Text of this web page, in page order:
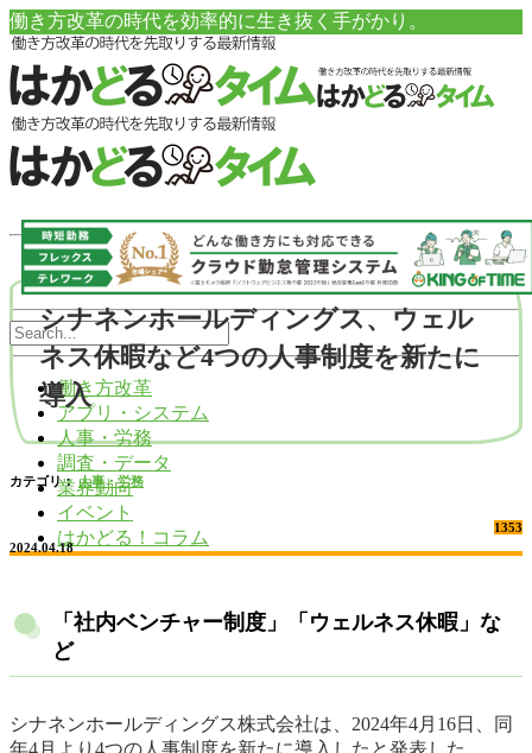
働き方改革の時代を効率的に生き抜く手がかり。
働き方改革
アプリ・システム
人事・労務
調査・データ
業界動向
イベント
はかどる！コラム
シナネンホールディングス、ウェル
ネス休暇など4つの人事制度を新たに
導入
カテゴリ： 人事・労務
1353
2024.04.18
「社内ベンチャー制度」「ウェルネス休暇」な
ど
シナネンホールディングス株式会社は、2024年4月16日、同